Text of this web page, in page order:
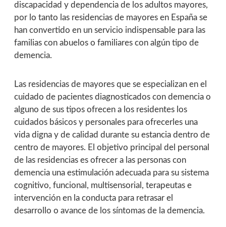
discapacidad y dependencia de los adultos mayores,
por lo tanto las residencias de mayores en España se
han convertido en un servicio indispensable para las
familias con abuelos o familiares con algún tipo de
demencia.
Las residencias de mayores que se especializan en el
cuidado de pacientes diagnosticados con demencia o
alguno de sus tipos ofrecen a los residentes los
cuidados básicos y personales para ofrecerles una
vida digna y de calidad durante su estancia dentro de
centro de mayores. El objetivo principal del personal
de las residencias es ofrecer a las personas con
demencia una estimulación adecuada para su sistema
cognitivo, funcional, multisensorial, terapeutas e
intervención en la conducta para retrasar el
desarrollo o avance de los síntomas de la demencia.